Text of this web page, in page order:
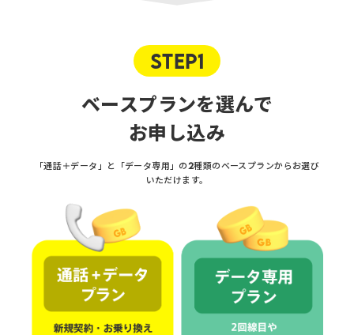
STEP1
ベースプランを選んで
お申し込み
「通話＋データ」と「データ専用」の2種類のベースプランからお選び
いただけます。